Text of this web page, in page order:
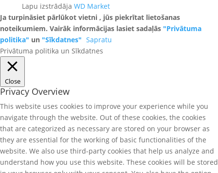
Lapu izstrādāja WD Market
Ja turpināsiet pārlūkot vietni , jūs piekrītat lietošanas
noteikumiem. Vairāk informācijas lasiet sadaļās "Privātuma
politika" un "Sīkdatnes" Sapratu
Privātuma politika un Sīkdatnes
Close
Privacy Overview
This website uses cookies to improve your experience while you
navigate through the website. Out of these cookies, the cookies
that are categorized as necessary are stored on your browser as
they are essential for the working of basic functionalities of the
website. We also use third-party cookies that help us analyze and
understand how you use this website. These cookies will be stored